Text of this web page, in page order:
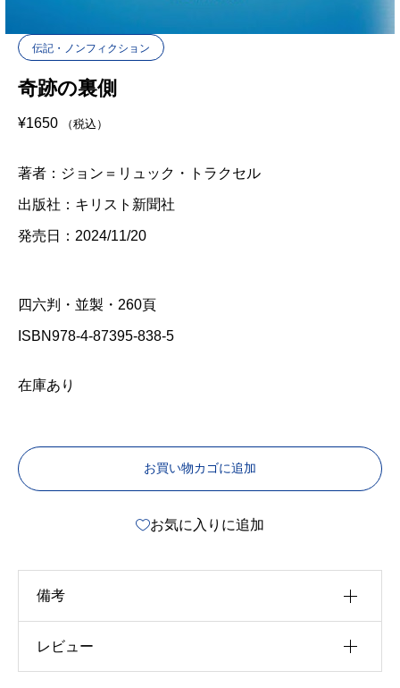
伝記・ノンフィクション
奇跡の裏側
¥1650 （税込）
著者：ジョン＝リュック・トラクセル
出版社：キリスト新聞社
発売日：2024/11/20
四六判・並製・260頁
ISBN978-4-87395-838-5
在庫あり
お買い物カゴに追加
お気に入りに追加
備考
u30b5u30a4u30ba
レビュー